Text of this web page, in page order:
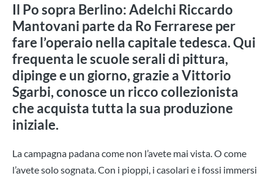
Il Po sopra Berlino: Adelchi Riccardo
Mantovani parte da Ro Ferrarese per
fare l’operaio nella capitale tedesca. Qui
frequenta le scuole serali di pittura,
dipinge e un giorno, grazie a Vittorio
Sgarbi, conosce un ricco collezionista
che acquista tutta la sua produzione
iniziale.
La campagna padana come non l’avete mai vista. O come
l’avete solo sognata. Con i pioppi, i casolari e i fossi immersi